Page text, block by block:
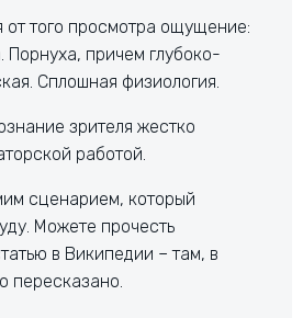
от того просмотра ощущение:
Порнуха, причем глубоко-
Сплошная физиология.
зрителя жестко
работой.
сценарием, который
Можете прочесть
в Википедии – там, в
пересказано.